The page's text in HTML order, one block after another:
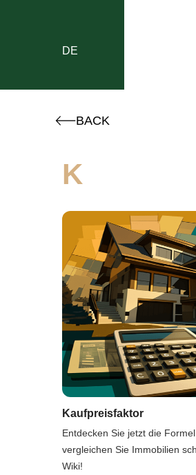
DE
BACK
K
Kaufpreisfaktor
Entdecken Sie jetzt die
vergleichen Sie Immobilien
Wiki!